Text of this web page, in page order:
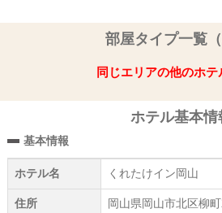
部屋タイプ一覧（
同じエリアの他のホテ
ホテル基本情
基本情報
ホテル名 くれたけイン岡山
住所 岡山県岡山市北区柳